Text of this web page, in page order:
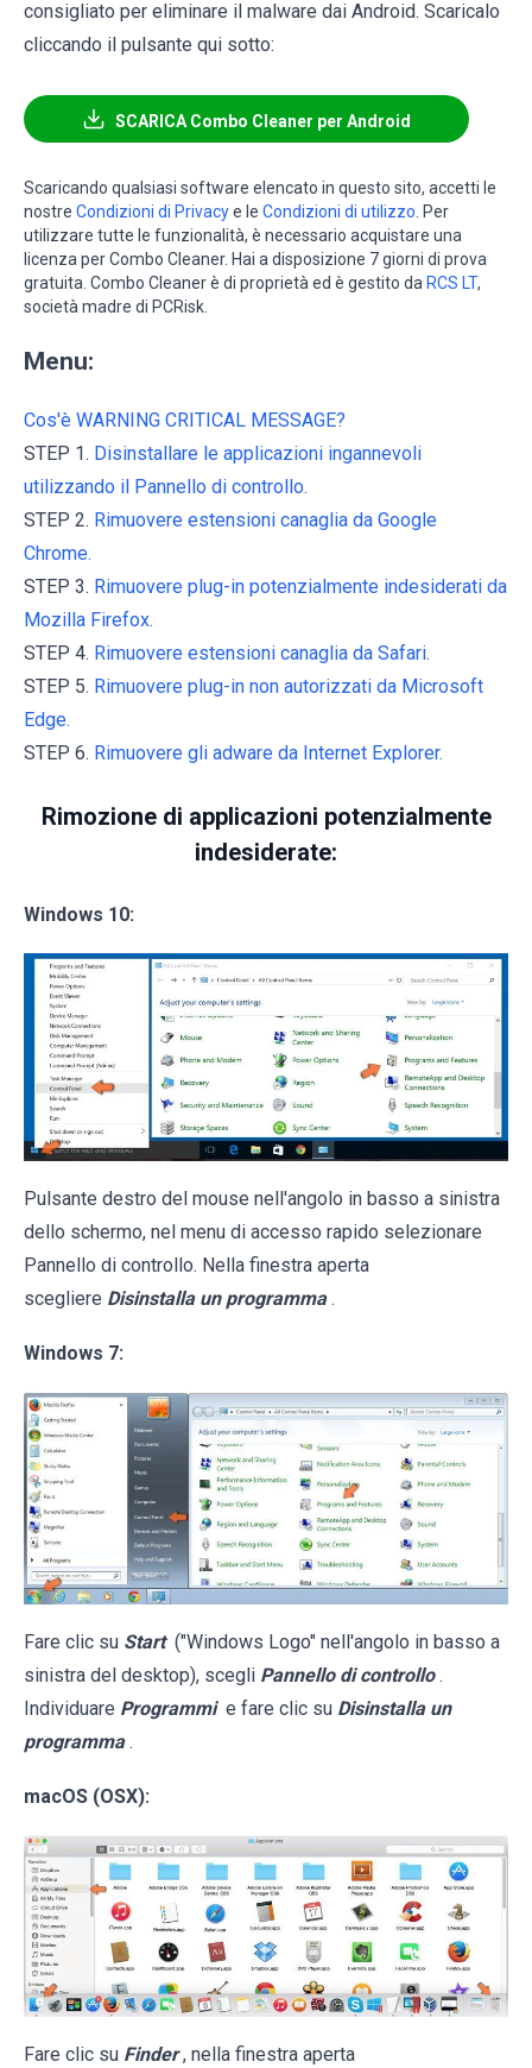
consigliato per eliminare il malware dai Android. Scaricalo
cliccando il pulsante qui sotto:
SCARICA Combo Cleaner per Android
Scaricando qualsiasi software elencato in questo sito, accetti le
nostre Condizioni di Privacye le Condizioni di utilizzo . Per
utilizzare tutte le funzionalità, è necessario acquistare una
licenza per Combo Cleaner. Hai a disposizione 7 giorni di prova
gratuita. Combo Cleaner è di proprietà ed è gestito da RCS LT,
società madre di PCRisk.
Menu:
Cos'è WARNING CRITICAL MESSAGE?
STEP 1. Disinstallare le applicazioni ingannevoli
utilizzando il Pannello di controllo.
STEP 2. Rimuovere estensioni canaglia da Google
Chrome.
STEP 3. Rimuovere plug-in potenzialmente indesiderati da
Mozilla Firefox.
STEP 4. Rimuovere estensioni canaglia da Safari.
STEP 5. Rimuovere plug-in non autorizzati da Microsoft
Edge.
STEP 6. Rimuovere gli adware da Internet Explorer.
Rimozione di applicazioni potenzialmente
indesiderate:
Windows 10:
Pulsante destro del mouse nell'angolo in basso a sinistra
dello schermo, nel menu di accesso rapido selezionare
Pannello di controllo. Nella finestra aperta
scegliere Disinstalla un programma .
Windows 7:
Fare clic su Start ("Windows Logo" nell'angolo in basso a
sinistra del desktop), scegli Pannello di controllo .
Individuare Programmi e fare clic su Disinstalla un
programma .
macOS (OSX):
Fare clic su Finder , nella finestra aperta